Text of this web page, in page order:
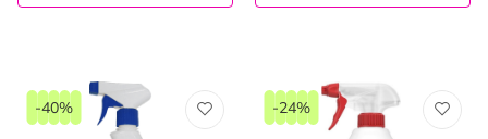
-40% -24%